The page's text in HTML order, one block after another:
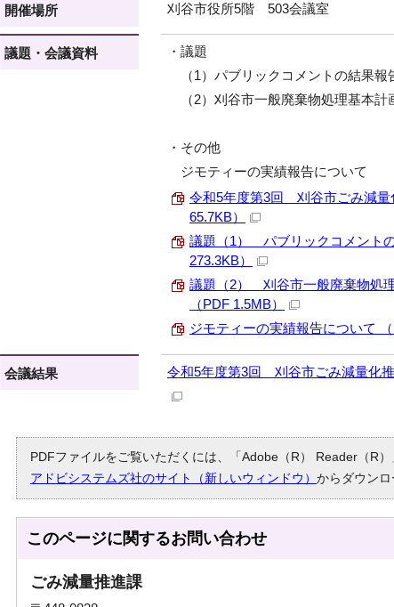
開催場所 刈谷市役所5階 503会議室
議題・会議資料
・議題
（1）パブリックコメントの結果報
（2）刈谷市一般廃棄物処理基本計
・その他
ジモティーの実績報告について
令和5年度第3回 刈谷市ごみ減
65.7KB）
議題（1） パブリックコメント
273.3KB）
議題（2） 刈谷市一般廃棄物処
（PDF 1.5MB）
ジモティーの実績報告について （
会議結果 令和5年度第3回 刈谷市ごみ減量化
PDFファイルをご覧いただくには、「Adobe（R） Reader（R
アドビシステムズ社のサイト（新しいウィンドウ） からダウンロ
このページに関するお問い合わせ
ごみ減量推進課